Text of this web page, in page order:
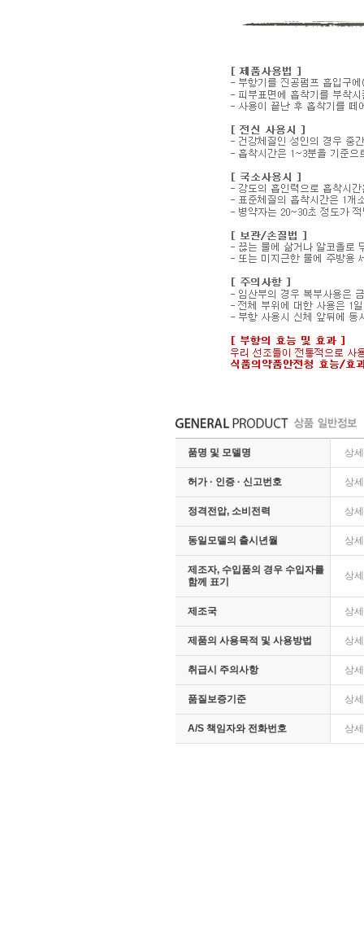
품명 및 모델명 상
허가 · 인증 · 신고번호 상
정격전압, 소비전력 상
동일모델의 출시년월 상
제조자, 수입품의 경우 수입자를
함께 표기
상
제조국 상
제품의 사용목적 및 사용방법 상
취급시 주의사항 상
품질보증기준 상
A/S 책임자와 전화번호 상